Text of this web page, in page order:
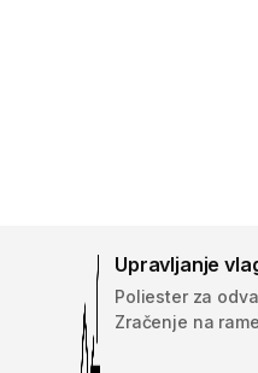
Upravljanje
Poliester za
Zračenje na